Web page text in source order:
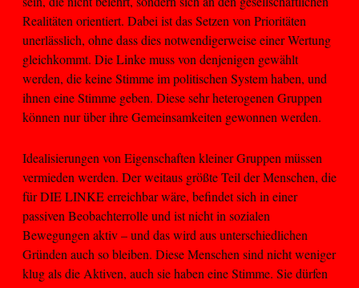
Realitäten orientiert. Dabei ist das Setzen von Prioritäten
unerlässlich, ohne dass dies notwendigerweise einer Wertung
gleichkommt. Die Linke muss von denjenigen gewählt
werden, die keine Stimme im politischen System haben, und
ihnen eine Stimme geben. Diese sehr heterogenen Gruppen
können nur über ihre Gemeinsamkeiten gewonnen werden.
Idealisierungen von Eigenschaften kleiner Gruppen müssen
vermieden werden. Der weitaus größte Teil der Menschen, die
für DIE LINKE erreichbar wäre, befindet sich in einer
passiven Beobachterrolle und ist nicht in sozialen
Bewegungen aktiv – und das wird aus unterschiedlichen
Gründen auch so bleiben. Diese Menschen sind nicht weniger
klug als die Aktiven, auch sie haben eine Stimme. Sie dürfen